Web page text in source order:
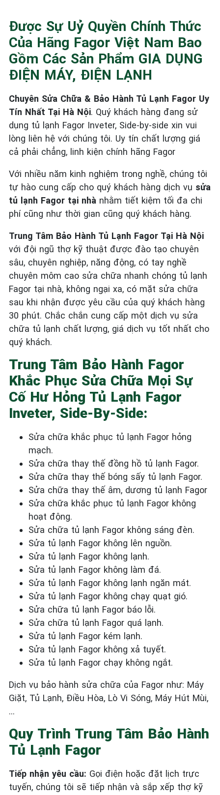
Được Sự Uỷ Quyền Chính Thức
Của Hãng Fagor Việt Nam Bao
Gồm Các Sản Phẩm GIA DỤNG
ĐIỆN MÁY, ĐIỆN LẠNH
Chuyên Sửa Chữa & Bảo Hành Tủ Lạnh Fagor Uy
Tín Nhất Tại Hà Nội. Quý khách hàng đang sử
dụng tủ lạnh Fagor Inveter, Side-by-side xin vui
lòng liên hệ với chúng tôi. Uy tín chất lượng giá
cả phải chẳng, linh kiện chính hãng Fagor
Với nhiều năm kinh nghiệm trong nghề, chúng tôi
tự hào cung cấp cho quý khách hàng dịch vụ sửa
tủ lạnh Fagor tại nhà nhằm tiết kiệm tối đa chi
phí cũng như thời gian cũng quý khách hàng.
Trung Tâm Bảo Hành Tủ Lạnh Fagor Tại Hà Nội
với đội ngũ thợ kỹ thuật được đào tạo chuyên
sâu, chuyên nghiệp, năng động, có tay nghề
chuyên môm cao sửa chữa nhanh chóng tủ lạnh
Fagor tại nhà, không ngại xa, có mặt sửa chữa
sau khi nhận được yêu cầu của quý khách hàng
30 phút. Chắc chắn cung cấp một dịch vụ sửa
chữa tủ lạnh chất lượng, giá dịch vụ tốt nhất cho
quý khách.
Trung Tâm Bảo Hành Fagor
Khắc Phục Sửa Chữa Mọi Sự
Cố Hư Hỏng Tủ Lạnh Fagor
Inveter, Side-By-Side:
Sửa chữa khắc phục tủ lạnh Fagor hỏng
mạch.
Sửa chữa thay thế đồng hồ tủ lạnh Fagor.
Sửa chữa thay thế bóng sấy tủ lạnh Fagor.
Sửa chữa thay thế âm, dương tủ lạnh Fagor
Sửa chữa khắc phục tủ lạnh Fagor không
hoạt động.
Sửa chữa tủ lạnh Fagor không sáng đèn.
Sửa tủ lạnh Fagor không lên nguồn.
Sửa tủ lạnh Fagor không lạnh.
Sửa tủ lạnh Fagor không làm đá.
Sửa tủ lạnh Fagor không lạnh ngăn mát.
Sửa tủ lạnh Fagor không chạy quạt gió.
Sửa chữa tủ lạnh Fagor báo lỗi.
Sửa chữa tủ lạnh Fagor quá lạnh.
Sửa tủ lạnh Fagor kém lạnh.
Sửa tủ lạnh Fagor không xả tuyết.
Sửa tủ lạnh Fagor chạy không ngắt.
Dịch vụ bảo hành sửa chữa của Fagor như: Máy
Giặt, Tủ Lạnh, Điều Hòa, Lò Vi Sóng, Máy Hút Mùi,
…
Quy Trình Trung Tâm Bảo Hành
Tủ Lạnh Fagor
Tiếp nhận yêu cầu: Gọi điện hoặc đặt lịch trực
tuyến, chúng tôi sẽ tiếp nhận và sắp xếp thợ kỹ